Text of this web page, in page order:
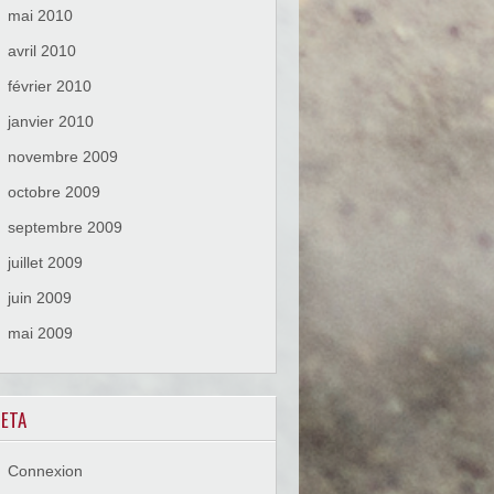
mai 2010
avril 2010
février 2010
janvier 2010
novembre 2009
octobre 2009
septembre 2009
juillet 2009
juin 2009
mai 2009
Connexion